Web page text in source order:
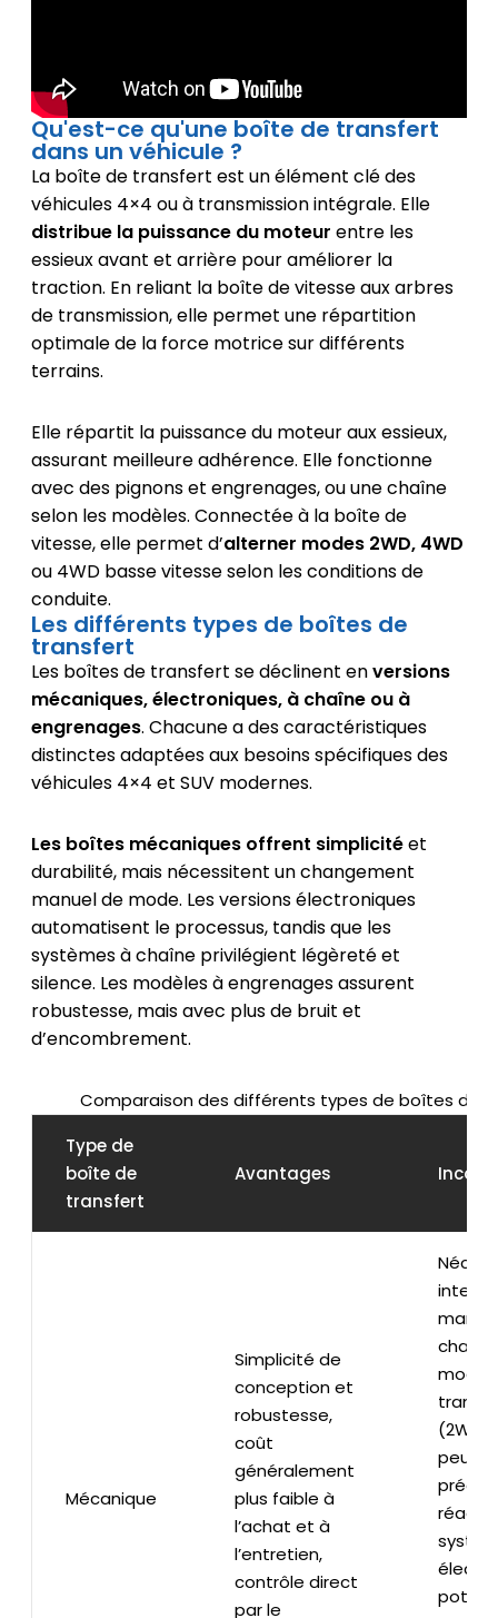
Qu'est-ce qu'une boîte de transfert
dans un véhicule ?
La boîte de transfert est un élément clé des
véhicules 4×4 ou à transmission intégrale. Elle
distribue la puissance du moteur entre les
essieux avant et arrière pour améliorer la
traction. En reliant la boîte de vitesse aux arbres
de transmission, elle permet une répartition
optimale de la force motrice sur différents
terrains.
Elle répartit la puissance du moteur aux essieux,
assurant meilleure adhérence. Elle fonctionne
avec des pignons et engrenages, ou une chaîne
selon les modèles. Connectée à la boîte de
vitesse, elle permet d’alterner modes 2WD, 4WD
ou 4WD basse vitesse selon les conditions de
conduite.
Les différents types de boîtes de
transfert
Les boîtes de transfert se déclinent enversions
mécaniques, électroniques, à chaîne ou à
engrenages. Chacune a des caractéristiques
distinctes adaptées aux besoins spécifiques des
véhicules 4×4 et SUV modernes.
Les boîtes mécaniques offrent simplicitéet
durabilité, mais nécessitent un changement
manuel de mode. Les versions électroniques
automatisent le processus, tandis que les
systèmes à chaîne privilégient légèreté et
silence. Les modèles à engrenages assurent
robustesse, mais avec plus de bruit et
d’encombrement.
Comparaison des différents types de boîtes de
Type de
boîte de
transfert
Avantages
Mécanique
Simplicité de
conception et
robustesse,
coût
généralement
plus faible à
l’achat et à
l’entretien,
contrôle direct
par le
mode
(2WD,
peut